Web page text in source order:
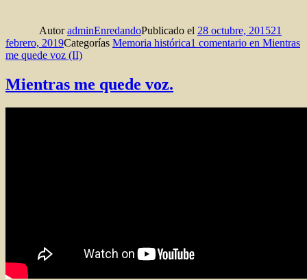
AutoradminEnredandoPublicado el 28 octubre, 201521
febrero, 2019Categorías Memoria histórica1 comentario en Mientras
me quede voz (II)
Mientras me quede voz.